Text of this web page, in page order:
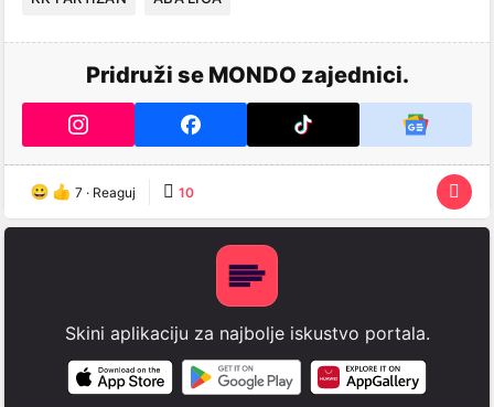
Pridruži se MONDO zajednici.
7 · Reaguj 10
Skini aplikaciju za najbolje iskustvo portala.